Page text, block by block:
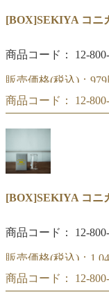
[BOX]SEKIYA コ
商品コード： 12-
販売価格(税込)：
[BOX]SEKIYA コニ
商品コード： 12-
[BOX]SEKIYA コニカルビー
[BOX]SEKIYA コ
商品コード： 12-
販売価格(税込)：
[BOX]SEKIYA コニ
商品コード： 12-